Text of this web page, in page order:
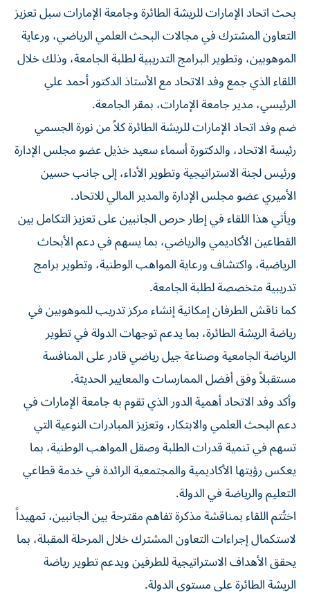
بحث اتحاد الإمارات للريشة الطائرة وجامعة الإمارات سبل تعزيز
التعاون المشترك في مجالات البحث العلمي الرياضي، ورعاية
الموهوبين، وتطوير البرامج التدريبية لطلبة الجامعة، وذلك خلال
اللقاء الذي جمع وفد الاتحاد مع الأستاذ الدكتور أحمد علي
الرئيسي، مدير جامعة الإمارات، بمقر الجامعة.
ضم وفد اتحاد الإمارات للريشة الطائرة كلاً من نورة الجسمي
رئيسة الاتحاد، والدكتورة أسماء سعيد خذيل عضو مجلس الإدارة
ورئيس لجنة الاستراتيجية وتطوير الأداء، إلى جانب حسين
الأميري عضو مجلس الإدارة والمدير المالي للاتحاد.
ويأتي هذا اللقاء في إطار حرص الجانبين على تعزيز التكامل بين
القطاعين الأكاديمي والرياضي، بما يسهم في دعم الأبحاث
الرياضية، واكتشاف ورعاية المواهب الوطنية، وتطوير برامج
تدريبية متخصصة لطلبة الجامعة.
كما ناقش الطرفان إمكانية إنشاء مركز تدريب للموهوبين في
رياضة الريشة الطائرة، بما يدعم توجهات الدولة في تطوير
الرياضة الجامعية وصناعة جيل رياضي قادر على المنافسة
مستقبلاً وفق أفضل الممارسات والمعايير الحديثة.
وأكد وفد الاتحاد أهمية الدور الذي تقوم به جامعة الإمارات في
دعم البحث العلمي والابتكار، وتعزيز المبادرات النوعية التي
تسهم في تنمية قدرات الطلبة وصقل المواهب الوطنية، بما
يعكس رؤيتها الأكاديمية والمجتمعية الرائدة في خدمة قطاعي
التعليم والرياضة في الدولة.
اختُتم اللقاء بمناقشة مذكرة تفاهم مقترحة بين الجانبين، تمهيداً
لاستكمال إجراءات التعاون المشترك خلال المرحلة المقبلة، بما
يحقق الأهداف الاستراتيجية للطرفين ويدعم تطوير رياضة
الريشة الطائرة على مستوى الدولة.